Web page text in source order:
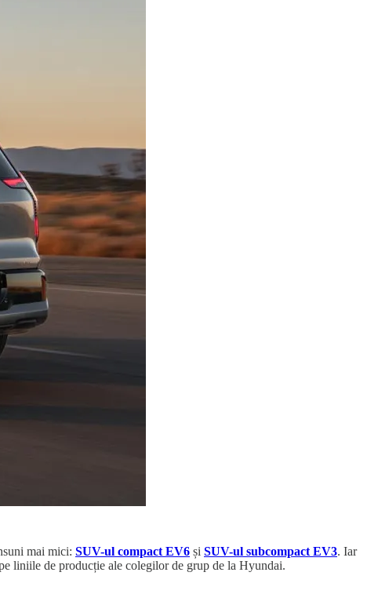
mai mici: SUV-ul compact EV6 și SUV-ul subcompact EV3. Iar
liniile de producție ale colegilor de grup de la Hyundai.